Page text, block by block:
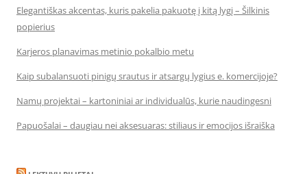
Elegantiškas akcentas, kuris pakelia pakuotę į kitą lygį – Šilkinis
popierius
Karjeros planavimas metinio pokalbio metu
Kaip subalansuoti pinigų srautus ir atsargų lygius e. komercijoje?
Namų projektai – kartoniniai ar individualūs, kurie naudingesni
Papuošalai – daugiau nei aksesuaras: stiliaus ir emocijos išraiška